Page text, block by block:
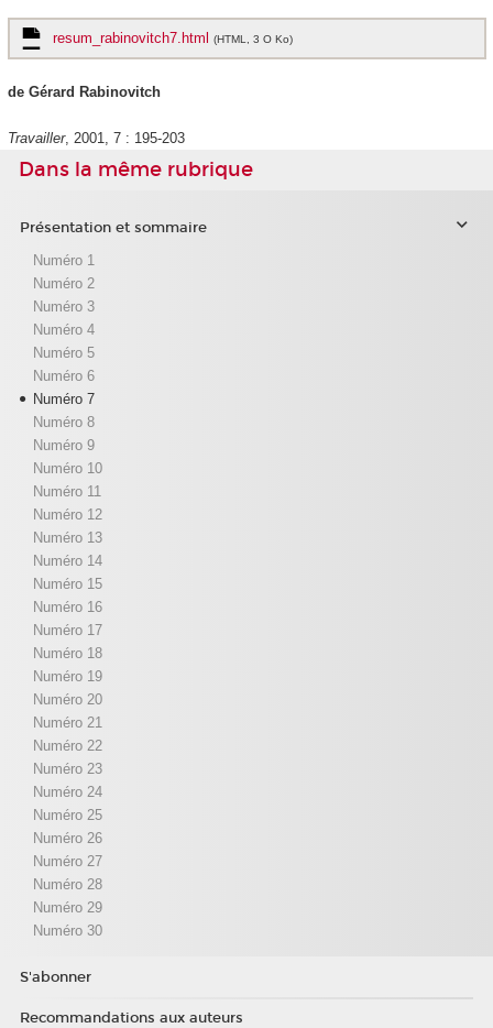
resum_rabinovitch7.html (HTML, 3 O Ko)
de Gérard Rabinovitch
Travailler, 2001, 7 : 195-203
Dans la même rubrique
Présentation et sommaire
Numéro 1
Numéro 2
Numéro 3
Numéro 4
Numéro 5
Numéro 6
Numéro 7
Numéro 8
Numéro 9
Numéro 10
Numéro 11
Numéro 12
Numéro 13
Numéro 14
Numéro 15
Numéro 16
Numéro 17
Numéro 18
Numéro 19
Numéro 20
Numéro 21
Numéro 22
Numéro 23
Numéro 24
Numéro 25
Numéro 26
Numéro 27
Numéro 28
Numéro 29
Numéro 30
S'abonner
Recommandations aux auteurs